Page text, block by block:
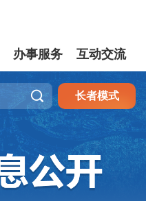
办事服务 互动交流
 长者模式